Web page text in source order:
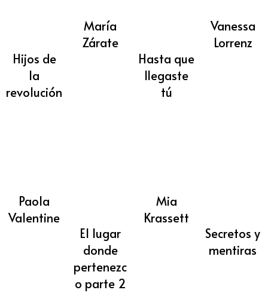
Hijos de
la
revolución
María
Zárate
Hasta que
llegaste
tú
Vanessa
Lorrenz
Paola
Valentine
El lugar
donde
pertenezc
o parte 2
Mia
Krassett
Secretos y
mentiras